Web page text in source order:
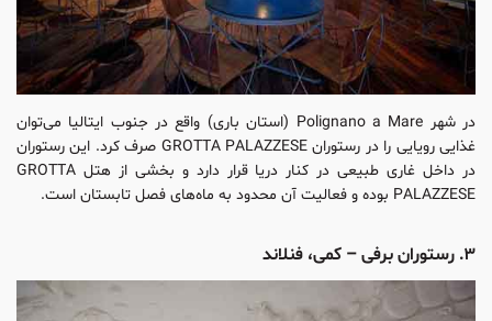
در شهر Polignano a Mare (استان باری) واقع در جنوب ایتالیا می‌توان
غذایی رویایی را در رستوران GROTTA PALAZZESE صرف کرد. این رستوران
در داخل غاری طبیعی در کنار دریا قرار دارد و بخشی از هتل GROTTA
PALAZZESE بوده و فعالیت آن محدود به ماه‌های فصل تابستان است.
۳. رستوران برفی – کمی، فنلاند